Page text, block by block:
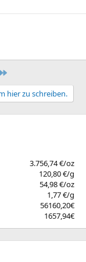
hier zu schreiben.
3.756,74 €/oz
120,80 €/g
54,98 €/oz
1,77 €/g
56160,20€
1657,94€